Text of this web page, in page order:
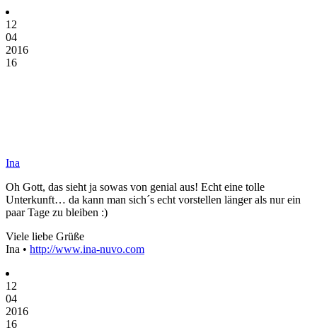
12
04
2016
16
Ina
Oh Gott, das sieht ja sowas von genial aus! Echt eine tolle
Unterkunft… da kann man sich´s echt vorstellen länger als nur ein
paar Tage zu bleiben :)
Viele liebe Grüße
Ina • http://www.ina-nuvo.com
12
04
2016
16